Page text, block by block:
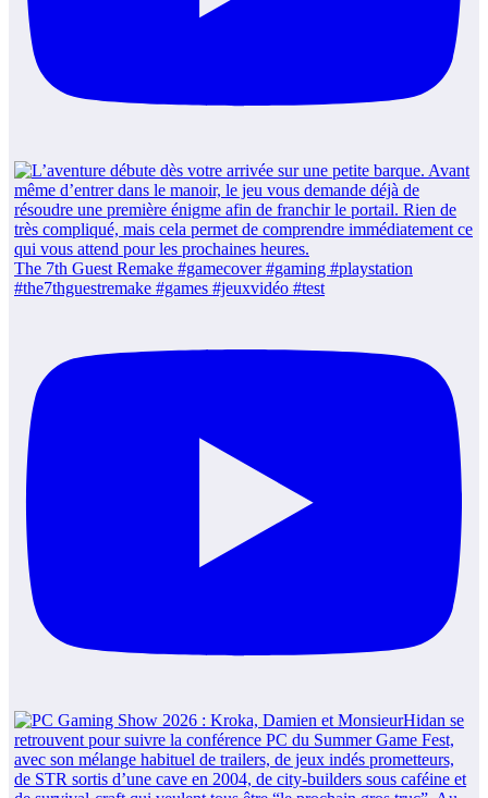
The 7th Guest Remake #gamecover #gaming #playstation
#the7thguestremake #games #jeuxvidéo #test